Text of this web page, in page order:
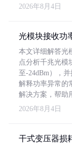
2026年8月4日
光模块接收功
本文详细解答光
点分析千兆光模
至-24dBm），
解释功率异常的
解决方案，帮助
2026年8月4日
干式变压器损